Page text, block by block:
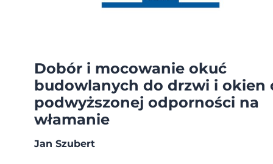
Dobór i mocowanie okuć
budowlanych do drzwi i okien
podwyższonej odporności na
włamanie
Jan Szubert